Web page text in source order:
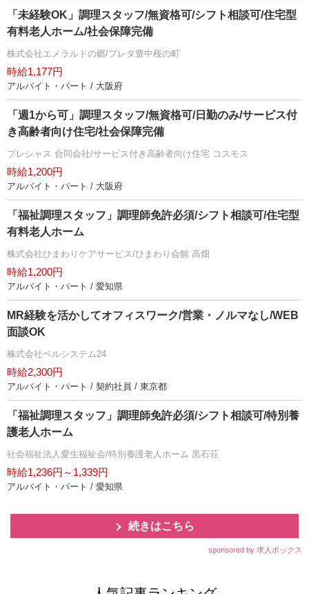
「未経験OK」調理スタッフ/無資格可/シフト相談可/住宅型
有料老人ホーム/社会保障完備
株式会社エメラルドの郷/プレタ豊中桜の町
時給1,177円
アルバイト・パート / 大阪府
「週1から可」調理スタッフ/無資格可/日勤のみ/サービス付
き高齢者向け住宅/社会保障完備
プレシャス 合同会社/サービス付き高齢者向け住宅 コスモス
時給1,200円
アルバイト・パート / 大阪府
「福祉調理スタッフ」調理師免許必須/シフト相談可/住宅型
有料老人ホーム
株式会社ひまわりケアサービス/ひまわり会館 高畑
時給1,200円
アルバイト・パート / 愛知県
MR経験を活かしてオフィスワーク/営業・ノルマなし/WEB
面談OK
株式会社ベルシステム24
時給2,300円
アルバイト・パート / 契約社員 / 東京都
「福祉調理スタッフ」調理師免許必須/シフト相談可/特別養
護老人ホーム
社会福祉法人愛生福祉会/特別養護老人ホーム 黒石荘
時給1,236円～1,339円
アルバイト・パート / 愛知県
続きはこちら
sponsored by 求人ボックス